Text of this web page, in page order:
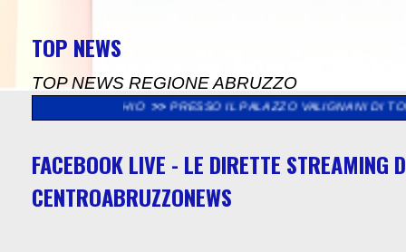
TOP NEWS
TOP NEWS REGIONE ABRUZZO
PRESSO IL PALAZZO VALIGNANI DI TORREVECCHIA
FACEBOOK LIVE - LE DIRETTE STREAMING
CENTROABRUZZONEWS